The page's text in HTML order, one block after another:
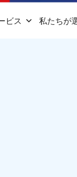
ビス 私たちが